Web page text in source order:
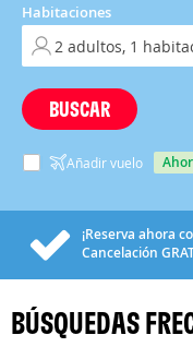
Habitaciones
BUSCAR
Añadir vuelo
¡Reserva ahora
Cancelación
BÚSQUEDAS